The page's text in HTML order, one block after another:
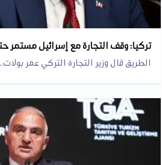
تركيا: وقف التجارة مع إسرائيل مستمر
الطريق قال وزير التجارة التركي عمر